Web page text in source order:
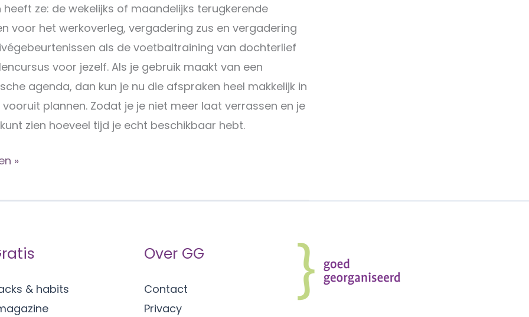
heeft ze: de wekelijks of maandelijks terugkerende
voor het werkoverleg, vergadering zus en vergadering
als de voetbaltraining van dochterlief
voor jezelf. Als je gebruik maakt van een
agenda, dan kun je nu die afspraken heel makkelijk in
vooruit plannen. Zodat je je niet meer laat verrassen en je
zien hoeveel tijd je echt beschikbaar hebt.
»
& habits
Over GG
Contact
Privacy